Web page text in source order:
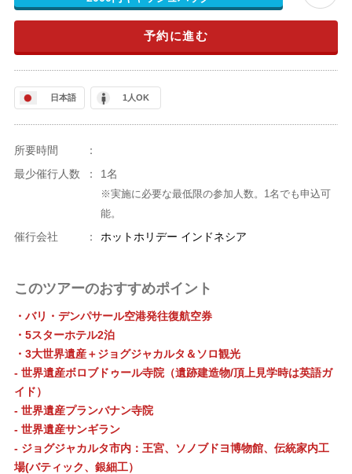
予約に進む
日本語 1人OK
所要時間
：
最少催行人数
： 1名
※実施に必要な最低限の参加人数。1名でも申込可
能。
催行会社 ： ホットホリデー インドネシア
このツアーのおすすめポイント
・バリ・デンパサール空港発往復航空券
・5スターホテル2泊
・3大世界遺産＋ジョグジャカルタ＆ソロ観光
- 世界遺産ボロブドゥール寺院（遺跡建造物/頂上見学時は英語ガ
イド）
- 世界遺産プランバナン寺院
- 世界遺産サンギラン
- ジョグジャカルタ市内：王宮、ソノブドヨ博物館、伝統家内工
場(バティック、銀細工）